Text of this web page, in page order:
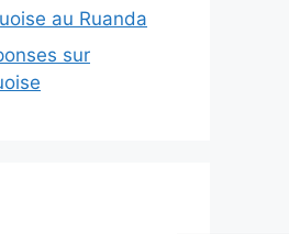
au Ruanda
sur